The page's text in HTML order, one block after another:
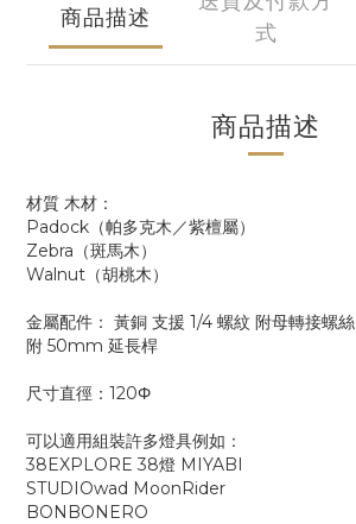
商品描述
式
商品描述
材質 木材：
Padock（帕多克木／紫檀屬）
Zebra（斑馬木）
Walnut（胡桃木）
金屬配件： 黃銅 支援 1/4 螺紋 附母轉接螺絲
附 50mm 延長桿
尺寸直徑：120Φ
可以適用組裝許多燈具例如：
38EXPLORE 38燈 MIYABI
STUDIOwad MoonRider
BONBONERO